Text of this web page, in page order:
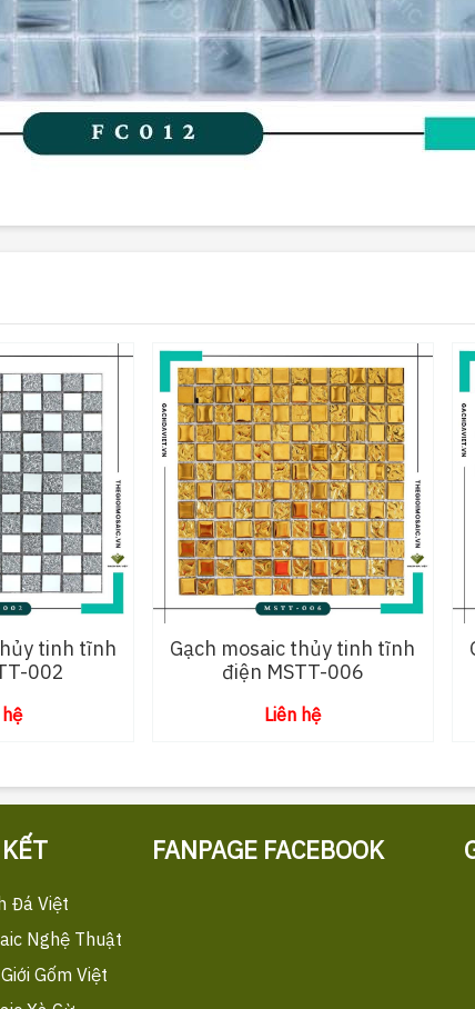
tinh tĩnh
002
Gạch mosaic thủy tinh tĩnh
điện MSTT-006
Liên hệ
Đá Việt
Nghệ Thuật
Gốm Việt
FANPAGE FACEBOOK